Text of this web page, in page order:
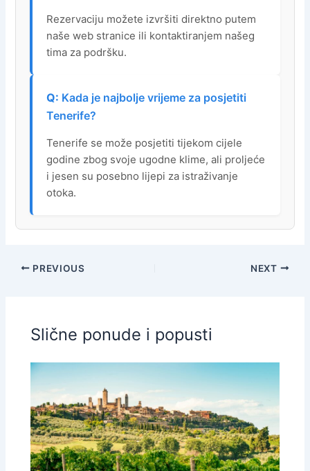
Rezervaciju možete izvršiti direktno putem
naše web stranice ili kontaktiranjem našeg
tima za podršku.
Kada je najbolje vrijeme za posjetiti
Tenerife?
Tenerife se može posjetiti tijekom cijele
godine zbog svoje ugodne klime, ali proljeće
i jesen su posebno lijepi za istraživanje
otoka.
PREVIOUS NEXT
Slične ponude i popusti